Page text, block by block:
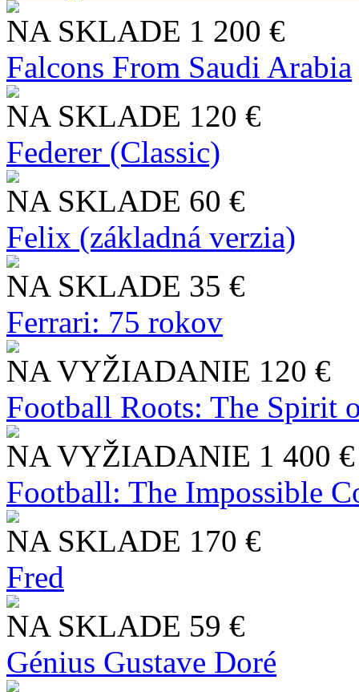
NA SKLADE 1 200 €
Falcons From Saudi Arabia
NA SKLADE 120 €
Federer (Classic)
NA SKLADE 60 €
Felix (základná verzia)
NA SKLADE 35 €
Ferrari: 75 rokov
NA VYŽIADANIE 120 €
Football Roots: The Spirit
NA VYŽIADANIE 1 400 €
Football: The Impossible
NA SKLADE 170 €
Fred
NA SKLADE 59 €
Génius Gustave Doré